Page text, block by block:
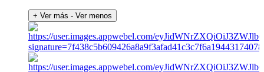
+ Ver más - Ver menos